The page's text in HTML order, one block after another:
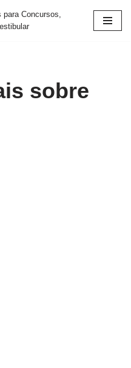
para Concursos,
sobre